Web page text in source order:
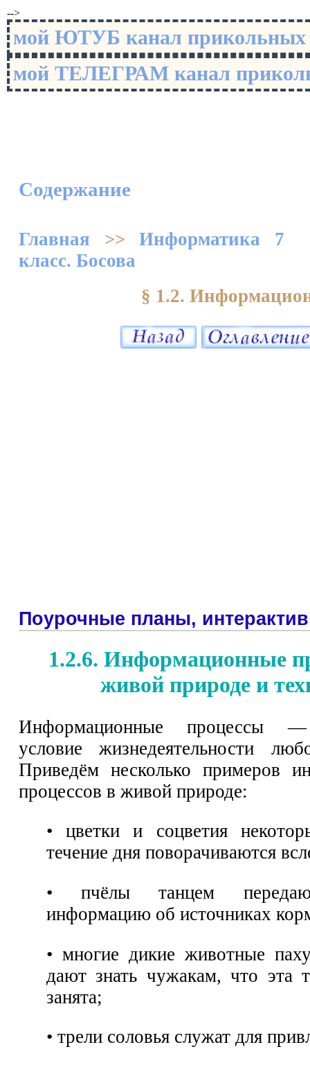
-->
мой ЮТУБ канал
мой ТЕЛЕГРАМ канал
Содержание
Главная >>Информатика 7
класс. Босова
§ 1.2.
Поурочные планы, интерактив
1.2.6. Информационные
живой природе и
Информационные процессы —
условие жизнедеятельности
Приведём несколько примеров
процессов в живой природе:
• цветки и соцветия
течение дня поворачиваются
• пчёлы танцем
информацию об источниках
• многие дикие животные
дают знать чужакам, что эта
занята;
• трели соловья служат для